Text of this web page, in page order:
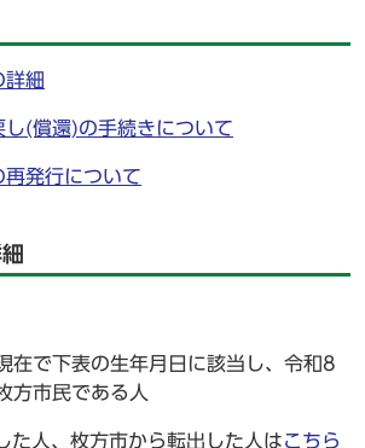
詳細
し(償還)の手続きについて
再発行について
在で下表の生年月日に該当し、令和8
方市民である人
た人、枚方市から転出した人はこちら